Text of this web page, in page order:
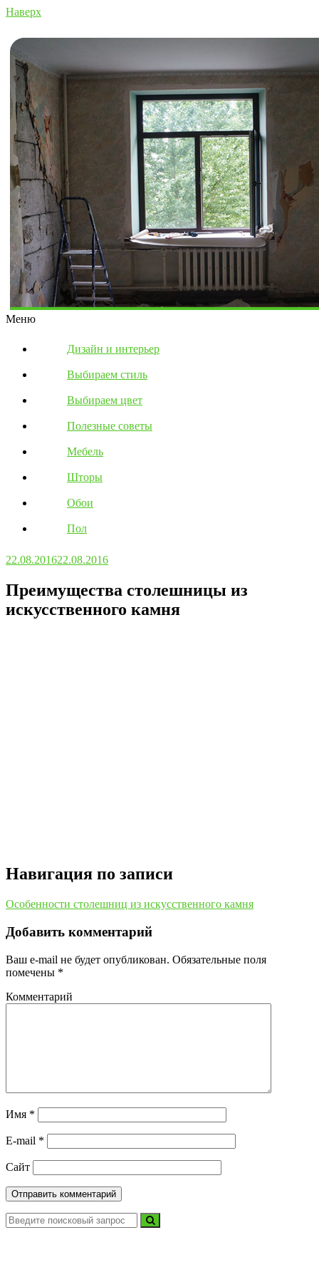
Наверх
Меню
Дизайн и интерьер
Выбираем стиль
Выбираем цвет
Полезные советы
Мебель
Шторы
Обои
Пол
22.08.201622.08.2016
Преимущества столешницы из
искусственного камня
Навигация по записи
Особенности столешниц из искусственного камня
Добавить комментарий
Ваш e-mail не будет опубликован. Обязательные поля
помечены *
Комментарий
Имя *
E-mail *
Сайт